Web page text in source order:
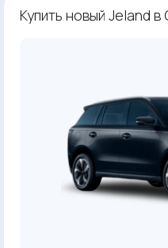
Купить новый Jeland